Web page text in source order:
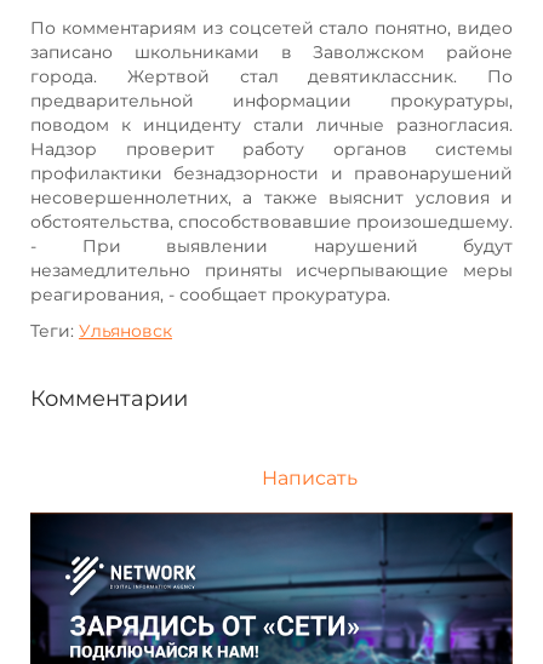
По комментариям из соцсетей стало понятно, видео
записано школьниками в Заволжском районе
города. Жертвой стал девятиклассник. По
предварительной информации прокуратуры,
поводом к инциденту стали личные разногласия.
Надзор проверит работу органов системы
профилактики безнадзорности и правонарушений
несовершеннолетних, а также выяснит условия и
обстоятельства, способствовавшие произошедшему.
- При выявлении нарушений будут
незамедлительно приняты исчерпывающие меры
реагирования, - сообщает прокуратура.
Теги: Ульяновск
Комментарии
Написать